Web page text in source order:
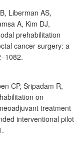
Liberman AS,
A, Kim DJ,
prehabilitation
cancer surgery: a
CP, Sripadam R,
on
treatment
interventional pilot